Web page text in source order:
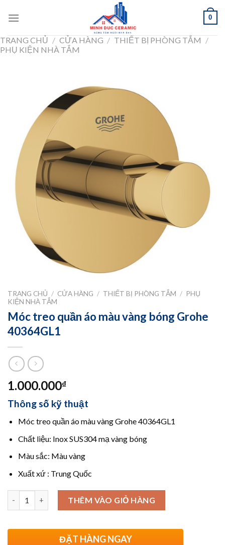
0
TRANG CHỦ / CỬA HÀNG / THIẾT BỊ PHÒNG TẮM /
PHỤ KIỆN NHÀ TẮM
TRANG CHỦ / CỬA HÀNG / THIẾT BỊ PHÒNG TẮM / PHỤ
KIỆN NHÀ TẮM
Móc treo quần áo màu vàng bóng Grohe
40364GL1
1.000.000₫
Thông số kỹ thuật
Móc treo quần áo màu vàng Grohe 40364GL1
Chất liệu: Inox SUS304 mạ vàng bóng
Màu sắc: Màu vàng
Xuất xứ : Trung Quốc
THÊM VÀO GIỎ HÀNG
ĐẶT HÀNG NGAY